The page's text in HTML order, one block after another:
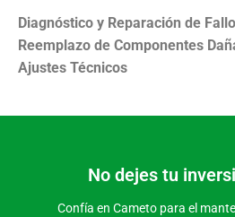
Diagnóstico y Reparación de
Reemplazo de Componentes
Ajustes Técnicos
No dejes tu
Confía en Cameto para el